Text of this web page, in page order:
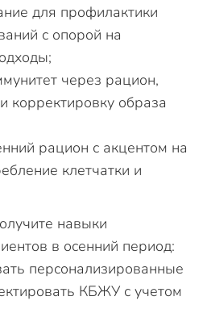
для профилактики
с опорой на
через рацион,
корректировку образа
рацион с акцентом на
клетчатки и
навыки
в осенний период:
персонализированные
КБЖУ с учетом